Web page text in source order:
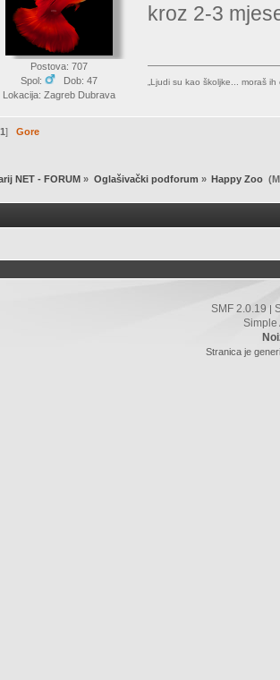
Postova: 707
Spol:
Dob: 47
Lokacija: Zagreb Dubrava
kroz 2-3
„Ljudi su kao školjke... moraš
1]Gore
NET - FORUM » Oglašivački podforum » Happy Zoo
SMF 2.0.19 |
Simple
Stranica je